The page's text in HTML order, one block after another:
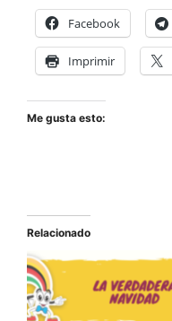
Facebook
Imprimir
Me gusta esto:
Relacionado